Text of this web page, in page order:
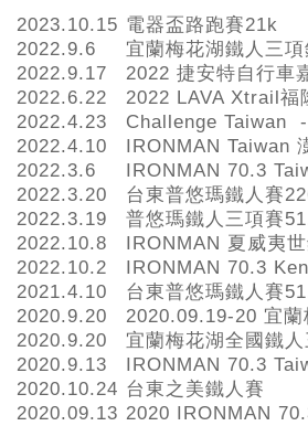
2023.10.15 電器盃路跑賽21k
2022.9.6
宜蘭梅花湖鐵人三
2022.9.17
2022 捷安特自行車
2022.6.22
2022 LAVA Xtrail福
2022.4.23
Challenge Taiwan
2022.4.10
IRONMAN Taiwan
2022.3.6
IRONMAN 70.3
2022.3.20
台東普悠瑪鐵人賽
2022.3.19
普悠瑪鐵人三項賽
2022.10.8
IRONMAN 夏威夷
2022.10.2
IRONMAN 70.3
2021.4.10
台東普悠瑪鐵人賽
2020.9.20
2020.09.19-20 宜
2020.9.20
宜蘭梅花湖全國鐵
2020.9.13
IRONMAN 70.3
2020.10.24 台東之美鐵人賽
2020.09.13 2020 IRONMAN